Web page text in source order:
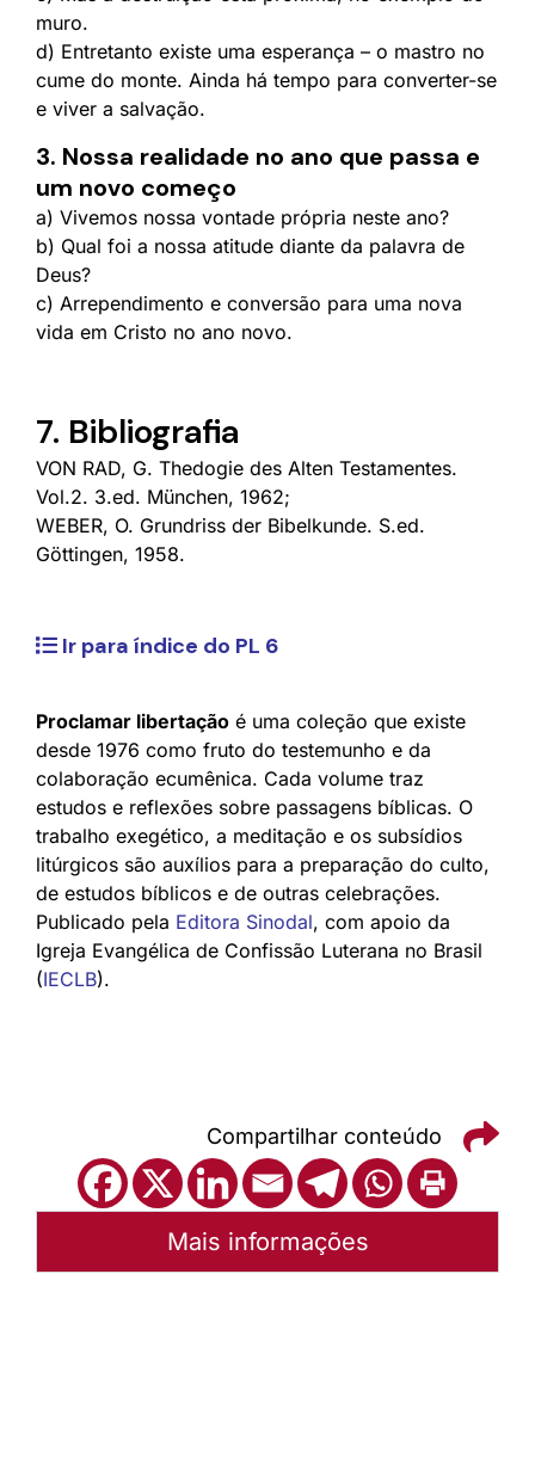
muro.
d) Entretanto existe uma esperança – o mastro no
cume do monte. Ainda há tempo para converter-se
e viver a salvação.
3. Nossa realidade no ano que passa e
um novo começo
a) Vivemos nossa vontade própria neste ano?
b) Qual foi a nossa atitude diante da palavra de
Deus?
c) Arrependimento e conversão para uma nova
vida em Cristo no ano novo.
7. Bibliografia
VON RAD, G. Thedogie des Alten Testamentes.
Vol.2. 3.ed. München, 1962;
WEBER, O. Grundriss der Bibelkunde. S.ed.
Göttingen, 1958.
Ir para índice do PL 6
Proclamar libertação é uma coleção que existe
desde 1976 como fruto do testemunho e da
colaboração ecumênica. Cada volume traz
estudos e reflexões sobre passagens bíblicas. O
trabalho exegético, a meditação e os subsídios
litúrgicos são auxílios para a preparação do culto,
de estudos bíblicos e de outras celebrações.
Publicado pela Editora Sinodal, com apoio da
Igreja Evangélica de Confissão Luterana no Brasil
(IECLB).
Compartilhar conteúdo
Mais informações